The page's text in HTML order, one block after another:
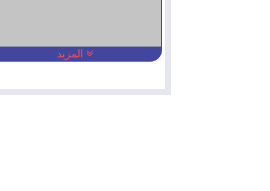
المزيد